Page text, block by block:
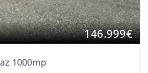
146.999€
1000mp